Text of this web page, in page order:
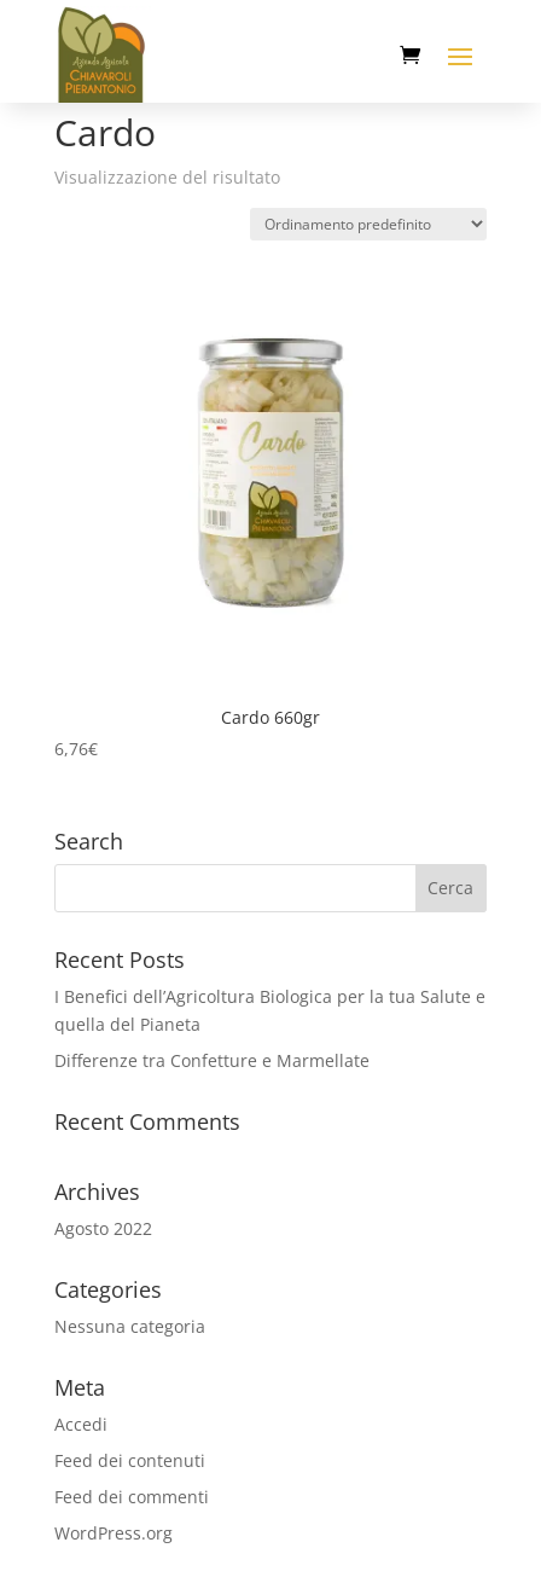
Home/ Cardo
Cardo
Visualizzazione del risultato
Cardo 660gr
6,76€
Search
Recent Posts
I Benefici dell’Agricoltura Biologica per la tua Salute e
quella del Pianeta
Differenze tra Confetture e Marmellate
Recent Comments
Archives
Agosto 2022
Categories
Nessuna categoria
Meta
Accedi
Feed dei contenuti
Feed dei commenti
WordPress.org